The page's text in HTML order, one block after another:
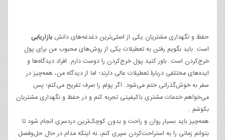
حفظ و نگهداری مشتریان یکی از اصلی‌ترین دغدغه‌های دانش بازاریابی
است. باید بگویم رفتن به تعطیلات یکی از روش‌های محبوب من برای پول
خرج‌کردن است. باور کنید پول خرج‌کردن را دوست دارم. افراد دیدگاه‌ها و
ایده‌های مختلفی دربارۀ تعطیلات عالی دارند؛ اما از دیدگاه من، همه‌چیز در
سفر به خوش‌گذرانی ختم می‌شود. اگر پولم را صرف تفریح می‌کنم؛ پس
می‌خواهم خدمات مشتری باکیفیتی تجربه کنم و در حفظ و نگهداری مشتریان
بکوشم .
همه‌چیز باید بسیار روان و راحت و بدون کوچک‌ترین دردسری انجام شود تا
بتوانم زمانی را به استراحت‌کردن سپری کنم، نه اینکه مدام در حال حل‌وفصل